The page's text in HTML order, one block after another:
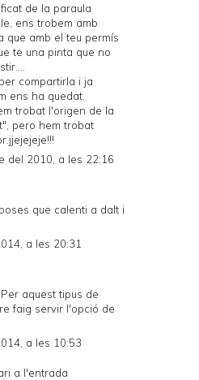
de la paraula
ens trobem amb
que amb el teu permís
te una pinta que no
compartirla i ja
ens ha quedat.
trobat l'origen de la
pero hem trobat
del 2010, a les 22:16
que calenti a dalt i
a les 20:31
aquest tipus de
faig servir l'opció de
a les 10:53
a l'entrada